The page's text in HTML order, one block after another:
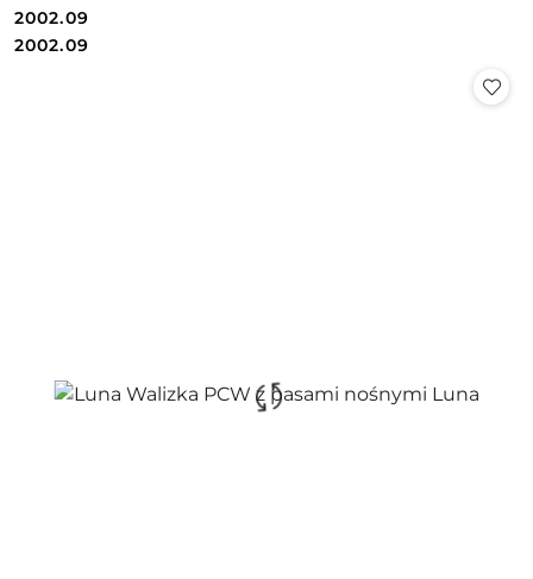
Cena:
2002.09
Cena:
2002.09